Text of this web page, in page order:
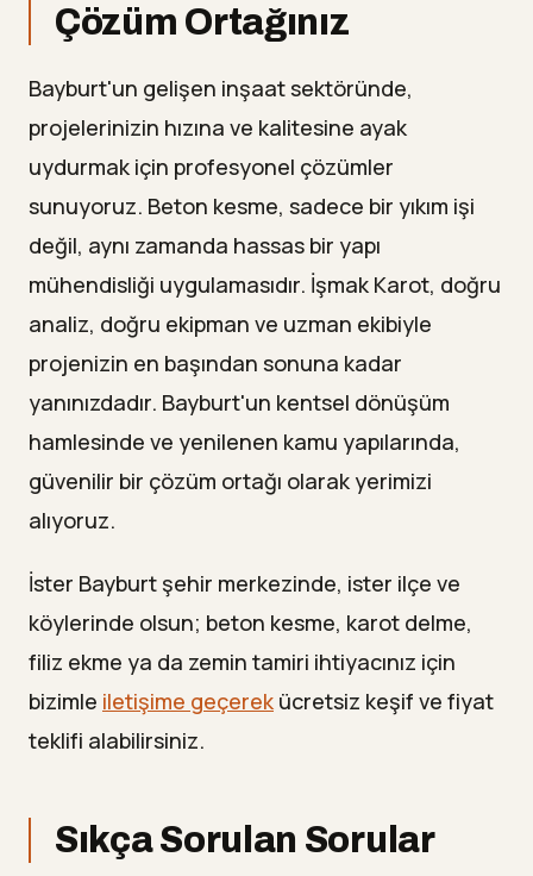
Çözüm Ortağınız
Bayburt'un gelişen inşaat sektöründe,
projelerinizin hızına ve kalitesine ayak
uydurmak için profesyonel çözümler
sunuyoruz. Beton kesme, sadece bir yıkım işi
değil, aynı zamanda hassas bir yapı
mühendisliği uygulamasıdır. İşmak Karot, doğru
analiz, doğru ekipman ve uzman ekibiyle
projenizin en başından sonuna kadar
yanınızdadır. Bayburt'un kentsel dönüşüm
hamlesinde ve yenilenen kamu yapılarında,
güvenilir bir çözüm ortağı olarak yerimizi
alıyoruz.
İster Bayburt şehir merkezinde, ister ilçe ve
köylerinde olsun; beton kesme, karot delme,
filiz ekme ya da zemin tamiri ihtiyacınız için
bizimle iletişime geçerek ücretsiz keşif ve fiyat
teklifi alabilirsiniz.
Sıkça Sorulan Sorular